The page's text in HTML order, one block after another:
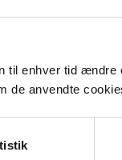
til enhver tid
anvendte